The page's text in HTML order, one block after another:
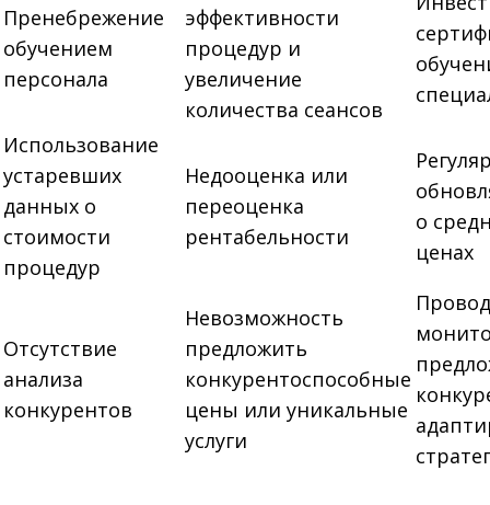
Пренебрежение
обучением
персонала
эффективности
процедур и
увеличение
количества сеансов
Использование
устаревших
данных о
стоимости
процедур
Недооценка или
переоценка
рентабельности
о
ценах
Отсутствие
анализа
конкурентов
Невозможность
предложить
конкурентоспособные
цены или уникальные
услуги